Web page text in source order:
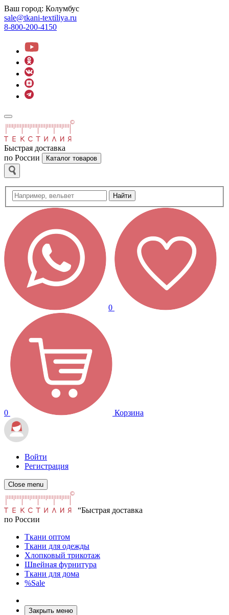
Ваш город: Колумбус
sale@tkani-textiliya.ru
8-800-200-4150
Быстрая доставка
по России
Каталог товаров
Найти
0
0 Корзина
Войти
Регистрация
Close menu
“Быстрая доставка
по России
Ткани оптом
Ткани для одежды
Хлопковый трикотаж
Швейная фурнитура
Ткани для дома
%Sale
Закрыть меню